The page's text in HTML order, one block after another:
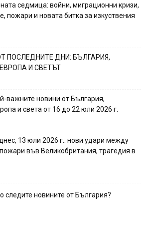
седмица: войни, миграционни кризи,
пожари и новата битка за изкуствения
ПОСЛЕДНИТЕ ДНИ: БЪЛГАРИЯ,
И СВЕТЪТ
важните новини от България,
и света от 16 до 22 юли 2026 г.
13 юли 2026 г.: нови удари между
във Великобритания, трагедия в
следите новините от България?